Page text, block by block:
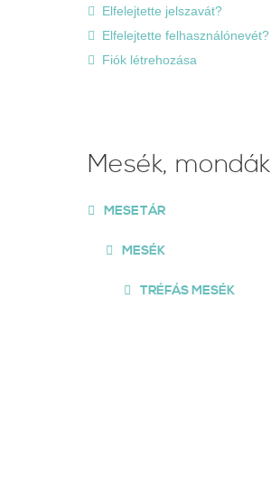
Elfelejtette jelszavát?
Elfelejtette felhasználónevét?
Fiók létrehozása
Mesék, mondák
MESETÁR
MESÉK
TRÉFÁS MESÉK